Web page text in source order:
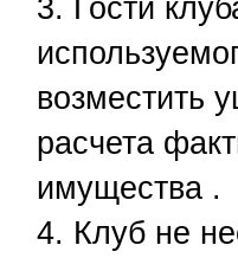
Гости
возместить
расчета
имущества .
Клуб не